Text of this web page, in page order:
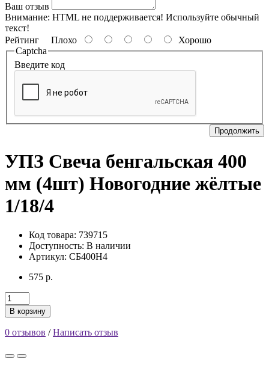
Ваш отзыв
Внимание: HTML не поддерживается! Используйте обычный
текст!
Рейтинг Плохо
Хорошо
Captcha
Введите код
Продолжить
УПЗ Свеча бенгальская 400
мм (4шт) Новогодние жёлтые
1/18/4
Код товара: 739715
Доступность: В наличии
Артикул: СБ400Н4
575 р.
В корзину
0 отзывов /Написать отзыв